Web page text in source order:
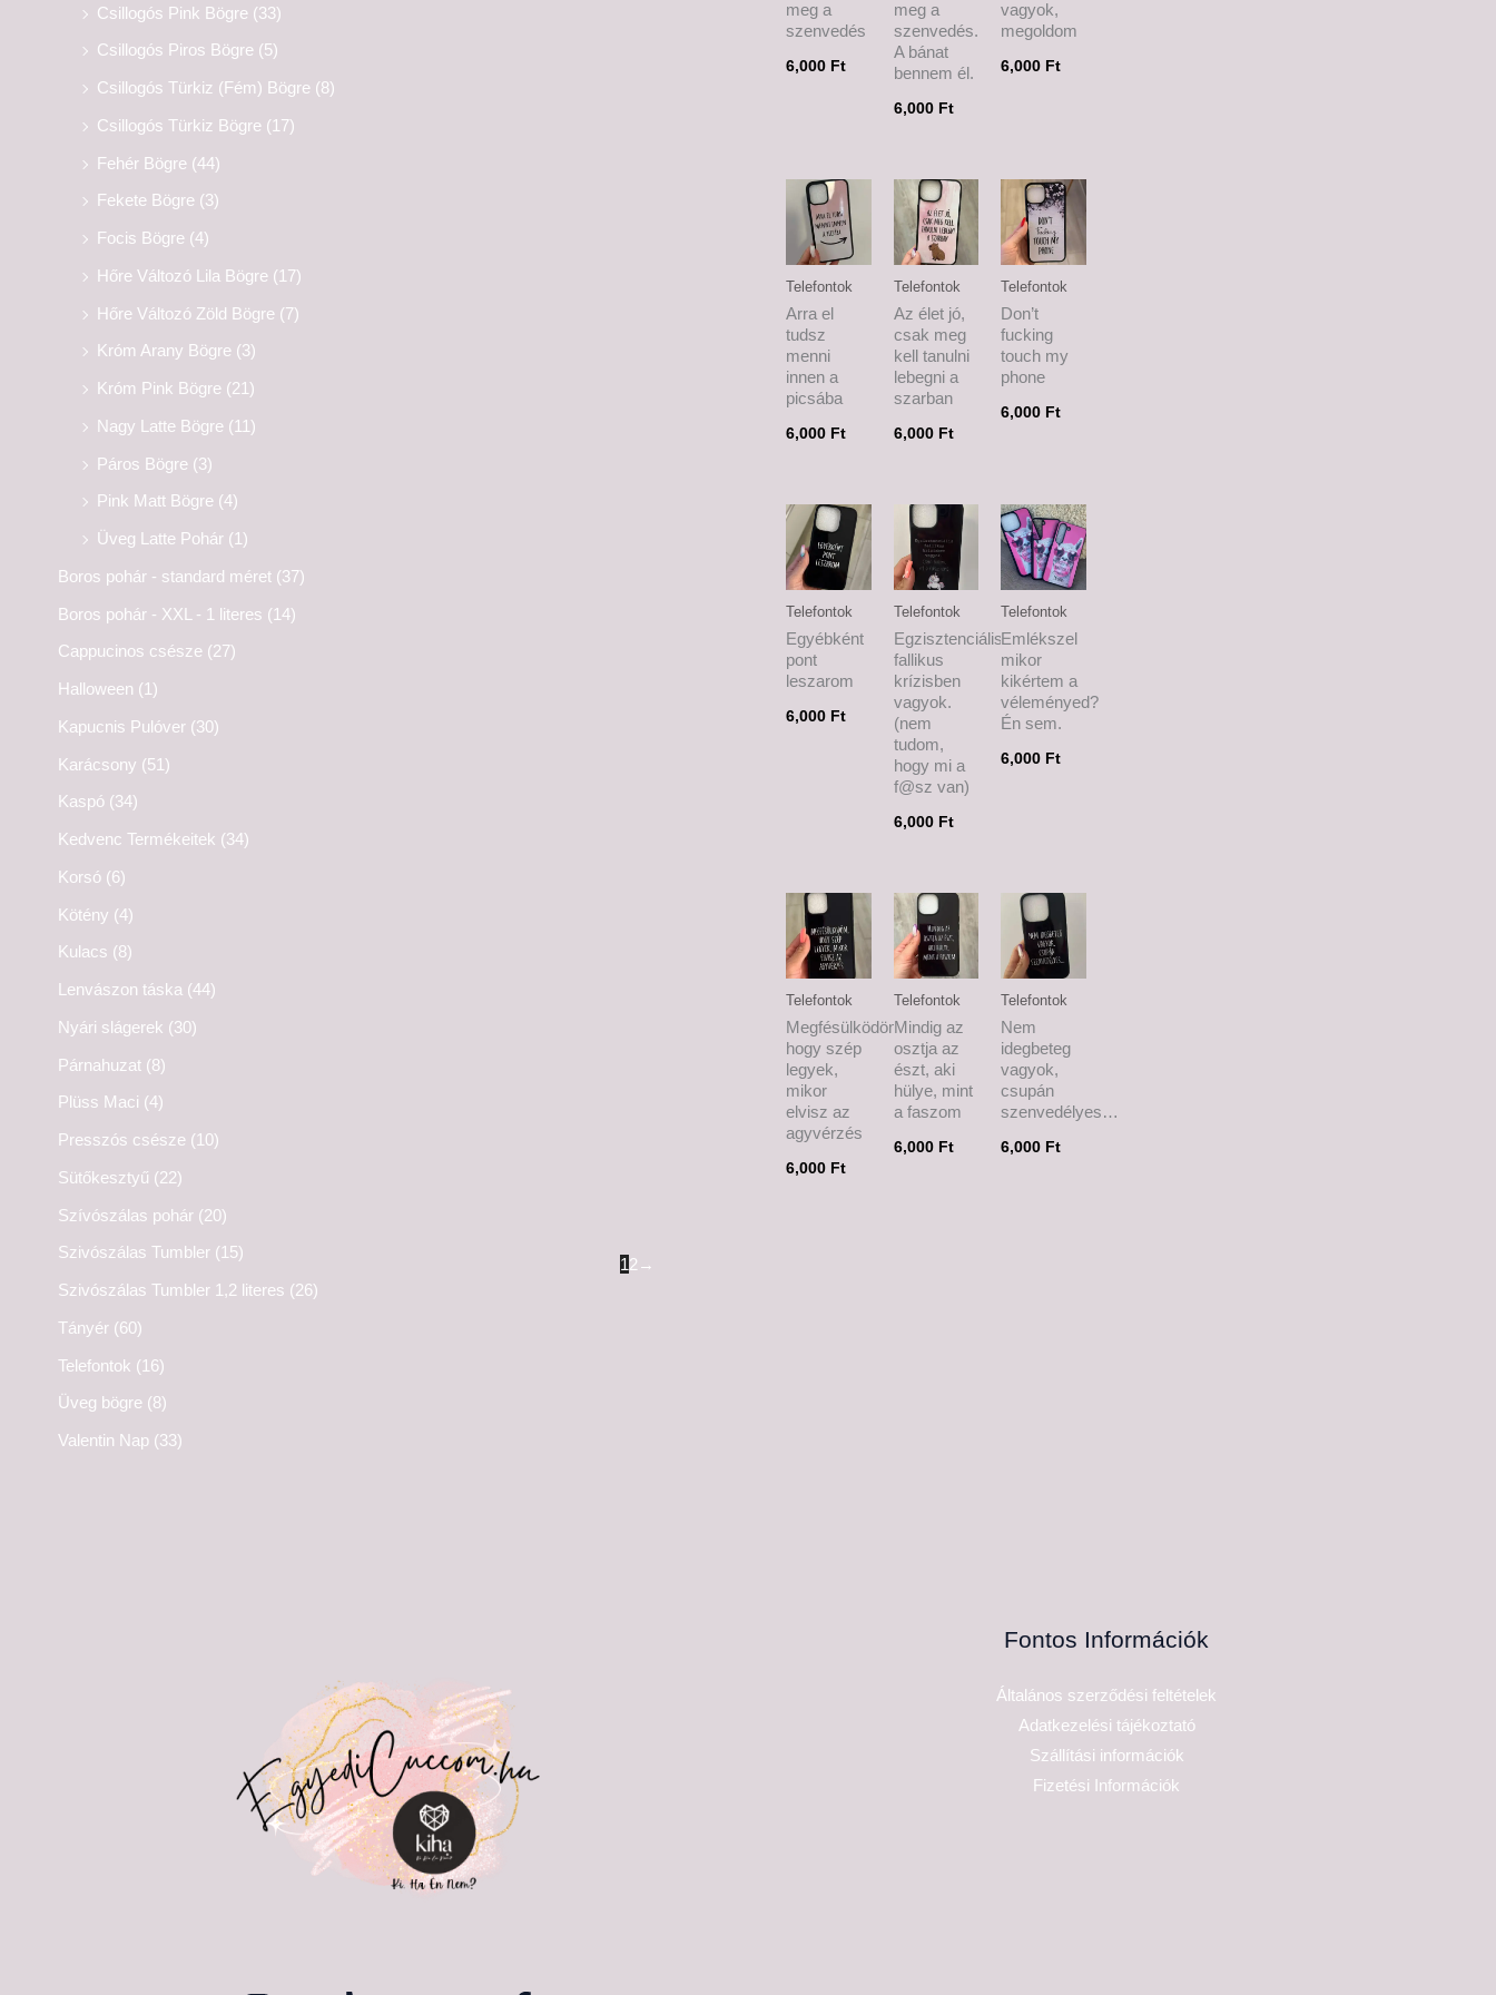
Csillogós Pink Bögre (33)
Csillogós Piros Bögre (5)
Csillogós Türkiz (Fém) Bögre (8)
Csillogós Türkiz Bögre (17)
Fehér Bögre (44)
Fekete Bögre (3)
Focis Bögre (4)
Hőre Változó Lila Bögre (17)
Hőre Változó Zöld Bögre (7)
Króm Arany Bögre (3)
Króm Pink Bögre (21)
Nagy Latte Bögre (11)
Páros Bögre (3)
Pink Matt Bögre (4)
Üveg Latte Pohár (1)
Boros pohár - standard méret (37)
Boros pohár - XXL - 1 literes (14)
Cappucinos csésze (27)
Halloween (1)
Kapucnis Pulóver (30)
Karácsony (51)
Kaspó (34)
Kedvenc Termékeitek (34)
Korsó (6)
Kötény (4)
Kulacs (8)
Lenvászon táska (44)
Nyári slágerek (30)
Párnahuzat (8)
Plüss Maci (4)
Presszós csésze (10)
Sütőkesztyű (22)
Szívószálas pohár (20)
Szivószálas Tumbler (15)
Szivószálas Tumbler 1,2 literes (26)
Tányér (60)
Telefontok (16)
Üveg bögre (8)
Valentin Nap (33)
meg a
szenvedés
6,000 Ft
meg a
szenvedés.
A bánat
bennem él.
6,000 Ft
vagyok,
megoldom
6,000 Ft
Telefontok
Arra el
tudsz
menni
innen a
picsába
6,000 Ft
Telefontok
Az élet jó,
csak meg
kell tanulni
lebegni a
szarban
6,000 Ft
Telefontok
Don’t
fucking
touch my
phone
6,000 Ft
Telefontok
Egyébként
pont
leszarom
6,000 Ft
Telefontok
Egzisztenciális
fallikus
krízisben
vagyok.
(nem
tudom,
hogy mi a
f@sz van)
6,000 Ft
Telefontok
Emlékszel
mikor
kikértem a
véleményed?
Én sem.
6,000 Ft
Telefontok
Megfésülködöm,
hogy szép
legyek,
mikor
elvisz az
agyvérzés
6,000 Ft
Telefontok
Mindig az
osztja az
észt, aki
hülye, mint
a faszom
6,000 Ft
Telefontok
Nem
idegbeteg
vagyok,
csupán
szenvedélyes…
6,000 Ft
12 →
Fontos Információk
Általános szerződési feltételek
Adatkezelési tájékoztató
Szállítási információk
Fizetési Információk